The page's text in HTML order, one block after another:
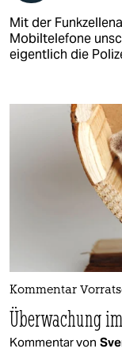
Mit der
Mobiltelefone
eigentlich die
Kommentar
Überwachung
Kommentar von